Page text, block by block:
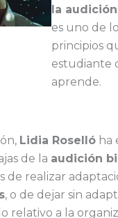
la
es uno de
principios
estudiante
aprende.
Lidia Roselló ha
de la audición
de realizar
, o de dejar sin
relativo a la